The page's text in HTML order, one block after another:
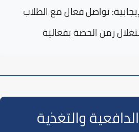
تواصل فعال مع الطلاب
زمن الحصة بفعالية
والتغذية